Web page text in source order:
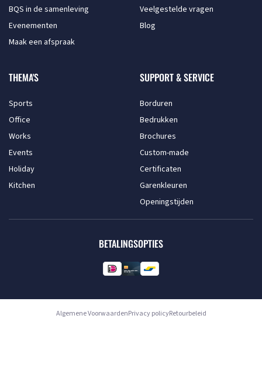
BQS in de samenleving
Evenementen
Maak een afspraak
Veelgestelde vragen
Blog
THEMA'S
Sports
Office
Works
Events
Holiday
Kitchen
SUPPORT & SERVICE
Borduren
Bedrukken
Brochures
Custom-made
Certificaten
Garenkleuren
Openingstijden
BETALINGSOPTIES
Algemene VoorwaardenPrivacy policyRetourbeleid